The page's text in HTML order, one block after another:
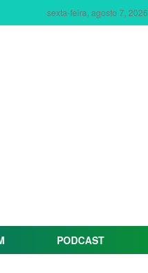
sexta-feira, agosto 7, 2026
PODCAST